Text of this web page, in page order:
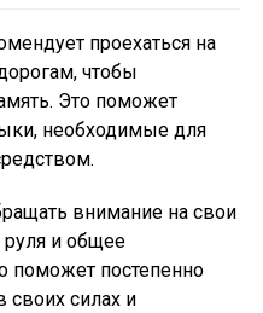
проехаться на
чтобы
Это поможет
необходимые для
внимание на свои
руля и общее
поможет постепенно
своих силах и